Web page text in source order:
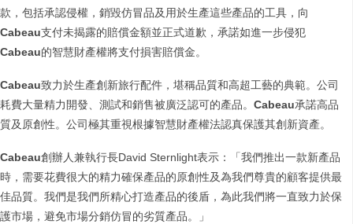
款，包括承認侵權，銷毀仿冒品及用於生產這些產品的工具，向
Cabeau支付未揭露的賠償金額並正式道歉，承諾如進一步侵犯
Cabeau的智慧財產權將支付損害賠償金。
Cabeau致力於生產創新旅行配件，堪稱品質和高超工藝的典範。公司
耗費大量精力開發、測試和銷售被廣泛認可的產品。 Cabeau承諾高品
質及原創性。公司極其重視根據智慧財產權法認真保護其創新資產。
Cabeau創辦人兼執行長David Sternlight表示：「我們推出一款新產品
時，需要花費很大的精力確保產品的原創性及為我們尊貴的顧客提供最
佳品質。我們是我們所精心打造產品的後盾，為此我們將一直致力於保
護市場，避免市場分銷仿冒的劣質產品。」